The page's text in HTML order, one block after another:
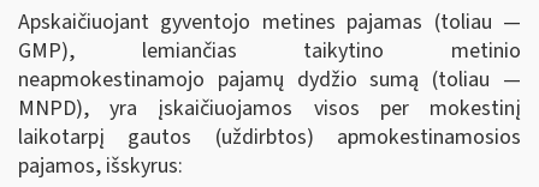
Apskaičiuojant gyventojo metines pajamas (toliau —
GMP), lemiančias taikytino metinio
neapmokestinamojo pajamų dydžio sumą (toliau —
MNPD), yra įskaičiuojamos visos per mokestinį
laikotarpį gautos (uždirbtos) apmokestinamosios
pajamos, išskyrus: